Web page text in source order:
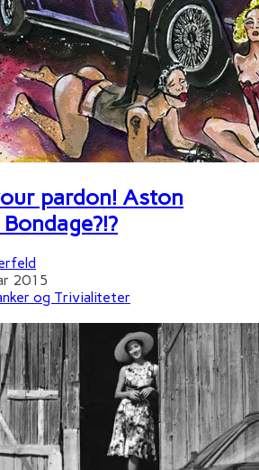
pardon! Aston
2015
og Trivialiteter